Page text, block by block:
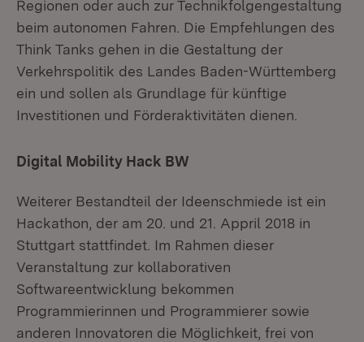
Regionen oder auch zur Technikfolgengestaltung
beim autonomen Fahren. Die Empfehlungen des
Think Tanks gehen in die Gestaltung der
Verkehrspolitik des Landes Baden-Württemberg
ein und sollen als Grundlage für künftige
Investitionen und Förderaktivitäten dienen.
Digital Mobility Hack BW
Weiterer Bestandteil der Ideenschmiede ist ein
Hackathon, der am 20. und 21. Appril 2018 in
Stuttgart stattfindet. Im Rahmen dieser
Veranstaltung zur kollaborativen
Softwareentwicklung bekommen
Programmierinnen und Programmierer sowie
anderen Innovatoren die Möglichkeit, frei von